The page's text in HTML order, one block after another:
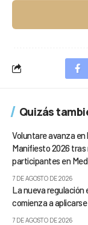
Quizás
Voluntare avanza
Manifiesto 2026 tras
participantes en
7 DE AGOSTO DE 2026
La nueva regulación
comienza a
7 DE AGOSTO DE 2026